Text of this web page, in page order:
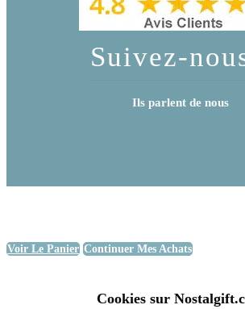
Suivez-
Ils parlent de nous
Voir Le Panier Continuer Mes Achats
Cookies sur